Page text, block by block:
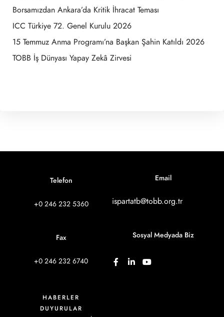
Borsamızdan Ankara’da Kritik İhracat Teması
ICC Türkiye 72. Genel Kurulu 2026
15 Temmuz Anma Programı’na Başkan Şahin Katıldı 2026
TOBB İş Dünyası Yapay Zekâ Zirvesi
Telefon
+0 246 232 5360
Fax
+0 246 232 6740
Email
ispartatb@tobb.org.tr
Sosyal Medyada Biz
HABERLER
DUYURULAR